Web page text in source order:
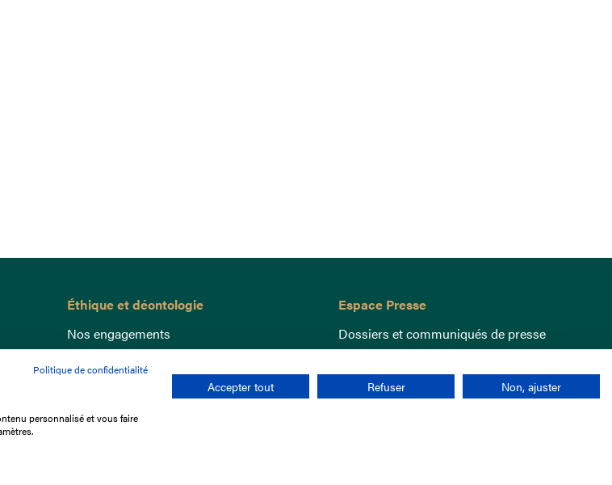
Éthique et déontologie
Nos engagements
Lutte anti-dopage
Bien être equin
Index Egalité Femmes-Hommes
Jeu responsable
Espace Presse
Dossiers et communiqués de presse
Politique de confidentialité
personnalisé et vous faire
Accepter tout Refuser Non, ajuster